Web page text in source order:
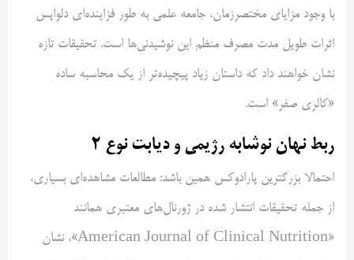
با وجود مزایای مختصر‌زمان، جامعه علمی به طور فزاینده‌ای دلواپس
اثرات طویل مدت مصرف منظم این نوشیدنی‌ها است. تحقیقات تازه
نشان خواهند داد که داستان زیاد پیچیده‌تر از یک محاسبه ساده
«کالری صفر» است.
ربط نهان نوشابه رژیمی و دیابت نوع ۲
احتمالا بزرگترین پارادوکس همین باشد: مطالعات مشاهده‌ای بسیاری،
از جمله تحقیقات انتشار شده در ژورنال‌های معتبری همانند
«American Journal of Clinical Nutrition»، نشان